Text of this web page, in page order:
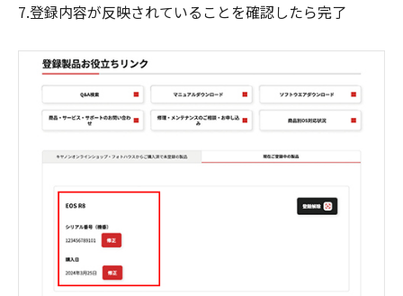
7.登録内容が反映されていることを確認したら完了